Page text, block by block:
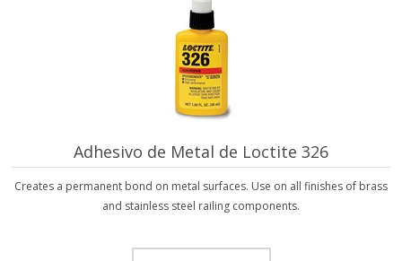
Adhesivo de Metal de Loctite 326
Creates a permanent bond on metal surfaces. Use on all finishes of brass
and stainless steel railing components.